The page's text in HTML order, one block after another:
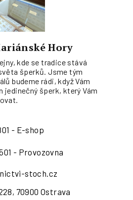
Hory
kde se tradice stává
šperků. Jsme tým
budeme rádi, když Vám
jedinečný šperk, který Vám
- E-shop
- Provozovna
stoch.cz
70900 Ostrava